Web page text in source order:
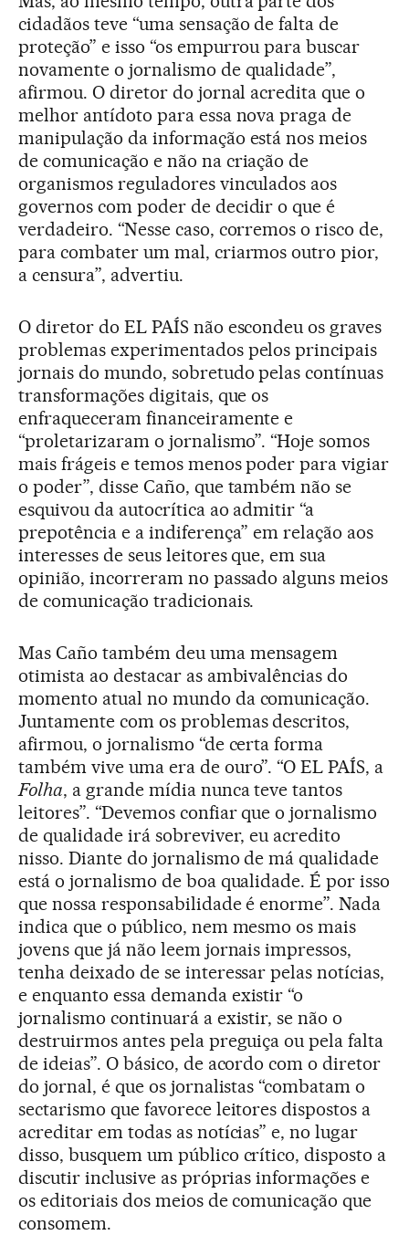
cidadãos teve “uma sensação de falta de
proteção” e isso “os empurrou para buscar
novamente o jornalismo de qualidade”,
afirmou. O diretor do jornal acredita que o
melhor antídoto para essa nova praga de
manipulação da informação está nos meios
de comunicação e não na criação de
organismos reguladores vinculados aos
governos com poder de decidir o que é
verdadeiro. “Nesse caso, corremos o risco de,
para combater um mal, criarmos outro pior,
a censura”, advertiu.
O diretor do EL PAÍS não escondeu os graves
problemas experimentados pelos principais
jornais do mundo, sobretudo pelas contínuas
transformações digitais, que os
enfraqueceram financeiramente e
“proletarizaram o jornalismo”. “Hoje somos
mais frágeis e temos menos poder para vigiar
o poder”, disse Caño, que também não se
esquivou da autocrítica ao admitir “a
prepotência e a indiferença” em relação aos
interesses de seus leitores que, em sua
opinião, incorreram no passado alguns meios
de comunicação tradicionais.
Mas Caño também deu uma mensagem
otimista ao destacar as ambivalências do
momento atual no mundo da comunicação.
Juntamente com os problemas descritos,
afirmou, o jornalismo “de certa forma
também vive uma era de ouro”. “O EL PAÍS, a
Folha, a grande mídia nunca teve tantos
leitores”. “Devemos confiar que o jornalismo
de qualidade irá sobreviver, eu acredito
nisso. Diante do jornalismo de má qualidade
está o jornalismo de boa qualidade. É por isso
que nossa responsabilidade é enorme”. Nada
indica que o público, nem mesmo os mais
jovens que já não leem jornais impressos,
tenha deixado de se interessar pelas notícias,
e enquanto essa demanda existir “o
jornalismo continuará a existir, se não o
destruirmos antes pela preguiça ou pela falta
de ideias”. O básico, de acordo com o diretor
do jornal, é que os jornalistas “combatam o
sectarismo que favorece leitores dispostos a
acreditar em todas as notícias” e, no lugar
disso, busquem um público crítico, disposto a
discutir inclusive as próprias informações e
os editoriais dos meios de comunicação que
consomem.